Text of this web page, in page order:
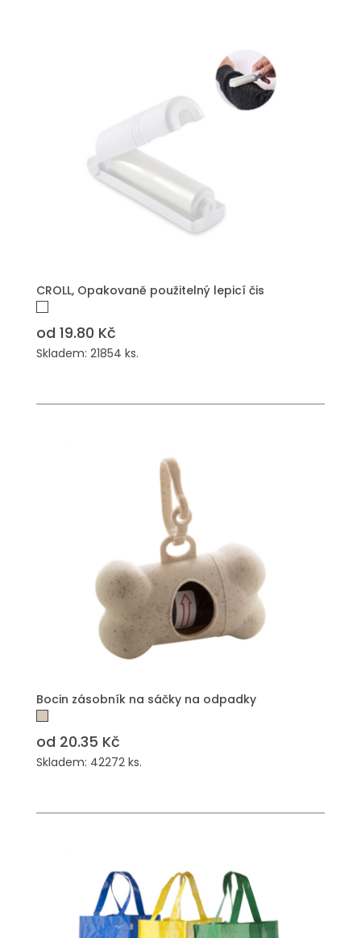
CROLL, Opakovaně použitelný lepicí čis
od 19.80 Kč
Skladem: 21854 ks.
Bocin zásobník na sáčky na odpadky
od 20.35 Kč
Skladem: 42272 ks.